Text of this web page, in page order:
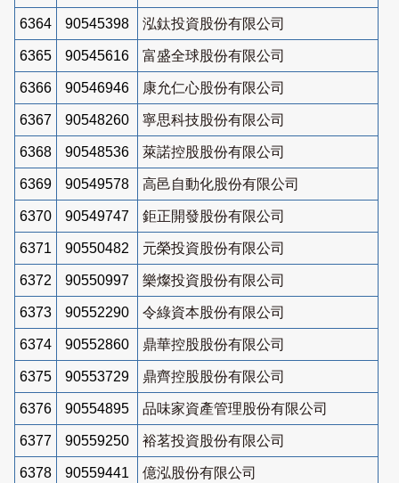
6364 90545398 泓鈦投資股份有限公司
6365 90545616 富盛全球股份有限公司
6366 90546946 康允仁心股份有限公司
6367 90548260 寧思科技股份有限公司
6368 90548536 萊諾控股股份有限公司
6369 90549578 高邑自動化股份有限公司
6370 90549747 鉅正開發股份有限公司
6371 90550482 元榮投資股份有限公司
6372 90550997 樂燦投資股份有限公司
6373 90552290 令綠資本股份有限公司
6374 90552860 鼎華控股股份有限公司
6375 90553729 鼎齊控股股份有限公司
6376 90554895 品味家資產管理股份有限公司
6377 90559250 裕茗投資股份有限公司
6378 90559441 億泓股份有限公司